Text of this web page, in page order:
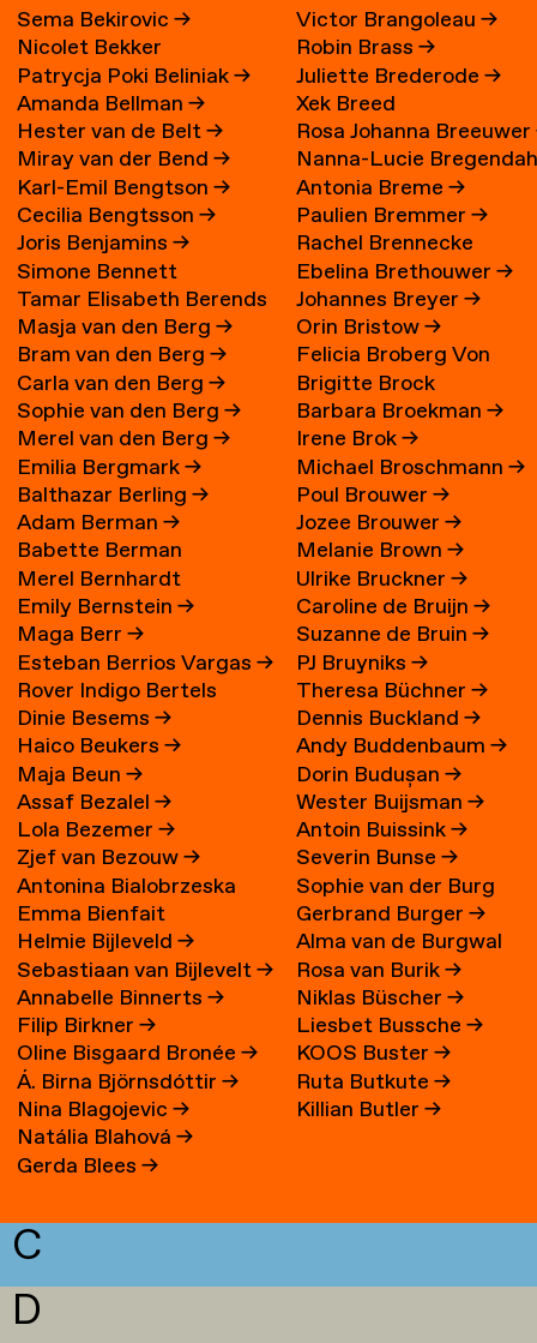
Sema Bekirovic→
Nicolet Bekker
Patrycja Poki Beliniak→
Amanda Bellman→
Hester van de Belt→
Miray van der Bend→
Karl-Emil Bengtson→
Cecilia Bengtsson→
Joris Benjamins→
Simone Bennett
Tamar Elisabeth Berends
→
Masja van den Berg→
Bram van den Berg→
Carla van den Berg→
Sophie van den Berg→
Merel van den Berg→
Emilia Bergmark→
Balthazar Berling→
Adam Berman→
Babette Berman
Merel Bernhardt
Emily Bernstein→
Maga Berr→
Esteban Berrios Vargas→
Rover Indigo Bertels
Dinie Besems→
Haico Beukers→
Maja Beun→
Assaf Bezalel→
Lola Bezemer→
Zjef van Bezouw→
Antonina Bialobrzeska
Emma Bienfait
Helmie Bijleveld→
Sebastiaan van Bijlevelt→
Annabelle Binnerts→
Filip Birkner→
Oline Bisgaard Bronée→
Á. Birna Björnsdóttir→
Nina Blagojevic→
Natália Blahová→
Gerda Blees→
Victor Brangoleau→
Robin Brass→
Juliette Brederode→
Xek Breed
Rosa Johanna Breeuwer
Nanna-Lucie
Axilgård→
Antonia Breme→
Paulien Bremmer→
Rachel Brennecke
Ebelina Brethouwer→
Johannes Breyer→
Orin Bristow→
Felicia Broberg Von
Zweigbergk
Brigitte Brock
Barbara Broekman→
Irene Brok→
Michael Broschmann→
Poul Brouwer→
Jozee Brouwer→
Melanie Brown→
Ulrike Bruckner→
Caroline de Bruijn→
Suzanne de Bruin→
PJ Bruyniks→
Theresa Büchner→
Dennis Buckland→
Andy Buddenbaum→
Dorin Budușan→
Wester Buijsman→
Antoin Buissink→
Severin Bunse→
Sophie van der Burg
Gerbrand Burger→
Alma van de Burgwal
Rosa van Burik→
Niklas Büscher→
Liesbet Bussche→
KOOS Buster→
Ruta Butkute→
Killian Butler→
C
D